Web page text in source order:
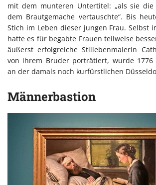
mit dem munteren Untertitel: „als sie
dem Brautgemache vertauschte“. Bis
Stich im Leben dieser jungen Frau. Selbst
hatte es für begabte Frauen teilweise
äußerst erfolgreiche Stillebenmalerin
von ihrem Bruder porträtiert, wurde 1776
an der damals noch kurfürstlichen
Männerbastion